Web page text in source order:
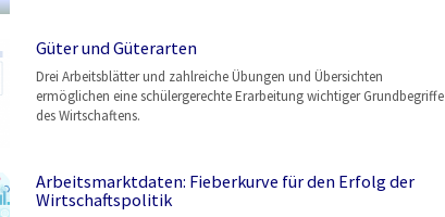
Güter und Güterarten
Drei Arbeitsblätter und zahlreiche Übungen und Übersichten
ermöglichen eine schülergerechte Erarbeitung wichtiger Grundbegriffe
des Wirtschaftens.
Arbeitsmarktdaten: Fieberkurve für den Erfolg der
Wirtschaftspolitik